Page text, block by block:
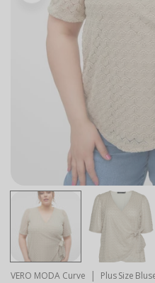
Åbn medie i gallerivisning
VERO MODA Curve | Plus Size